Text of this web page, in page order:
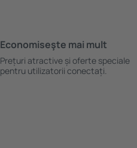
Economiseşte mai mult
Prețuri atractive și oferte speciale
pentru utilizatorii conectați.